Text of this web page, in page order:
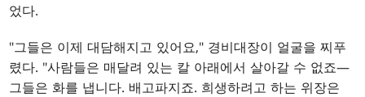
었다.
"그들은 이제 대담해지고 있어요," 경비대장이 얼굴을 찌푸
렸다. "사람들은 매달려 있는 칼 아래에서 살아갈 수 없죠—
그들은 화를 냅니다. 배고파지죠. 희생하려고 하는 위장은